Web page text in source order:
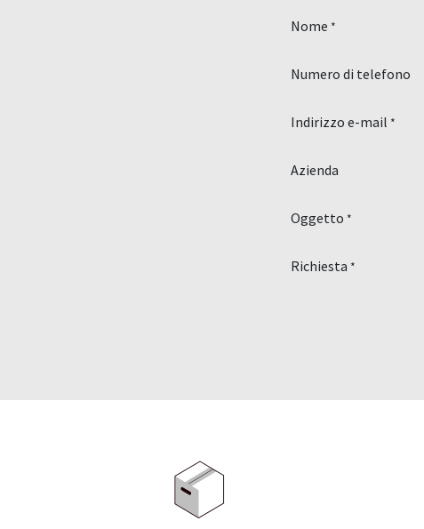
Nome *
Numero di telefono
Indirizzo e-mail *
Azienda
Oggetto *
Richiesta *